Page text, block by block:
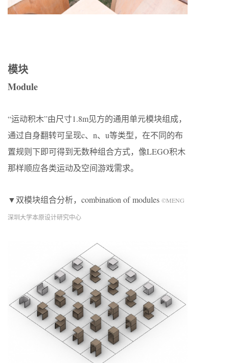
模块
Module
“运动积木”由尺寸1.8m见方的通用单元模块组成，
通过自身翻转可呈现c、n、u等类型，在不同的布
置规则下即可得到无数种组合方式，像LEGO积木
那样顺应各类运动及空间游戏需求。
▼双模块组合分析，combination of modules ©MENG
深圳大学本原设计研究中心